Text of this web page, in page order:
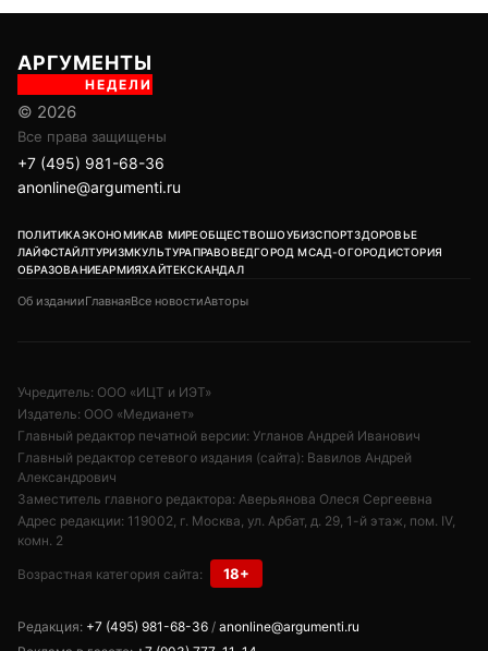
АРГУМЕНТЫ
НЕДЕЛИ
© 2026
Все права защищены
+7 (495) 981-68-36
anonline@argumenti.ru
ПОЛИТИКАЭКОНОМИКАВ МИРЕОБЩЕСТВОШОУБИЗСПОРТЗДОРОВЬЕ
ЛАЙФСТАЙЛТУРИЗМКУЛЬТУРАПРАВОВЕДГОРОД МСАД-ОГОРОДИСТОРИЯ
ОБРАЗОВАНИЕАРМИЯХАЙТЕКСКАНДАЛ
Об изданииГлавнаяВсе новостиАвторы
Учредитель: ООО «ИЦТ и ИЭТ»
Издатель: ООО «Медианет»
Главный редактор печатной версии: Угланов Андрей Иванович
Главный редактор сетевого издания (сайта): Вавилов Андрей
Александрович
Заместитель главного редактора: Аверьянова Олеся Сергеевна
Адрес редакции: 119002, г. Москва, ул. Арбат, д. 29, 1-й этаж, пом. IV,
комн. 2
Возрастная категория сайта: 18+
Редакция: +7 (495) 981-68-36 / anonline@argumenti.ru